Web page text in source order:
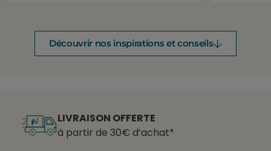
Découvrir nos inspirations et conseils
LIVRAISON OFFERTE
à partir de 30€ d’achat*